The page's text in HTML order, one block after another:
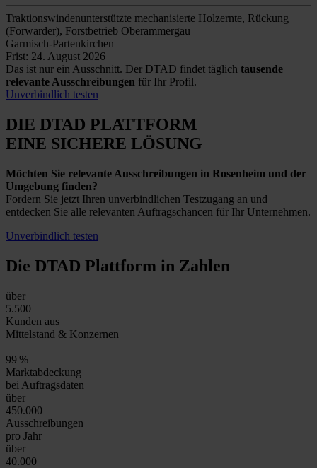
Traktionswindenunterstützte mechanisierte Holzernte, Rückung
(Forwarder), Forstbetrieb Oberammergau
Garmisch-Partenkirchen
Frist: 24. August 2026
Das ist nur ein Ausschnitt. Der DTAD findet täglich tausende
relevante Ausschreibungen für Ihr Profil.
Unverbindlich testen
DIE DTAD PLATTFORM
EINE SICHERE LÖSUNG
Möchten Sie relevante Ausschreibungen in Rosenheim und der
Umgebung finden?
Fordern Sie jetzt Ihren unverbindlichen Testzugang an und
entdecken Sie alle relevanten Auftragschancen für Ihr Unternehmen.
Unverbindlich testen
Die DTAD Plattform in Zahlen
über
5.500
Kunden aus
Mittelstand & Konzernen
99 %
Marktabdeckung
bei Auftragsdaten
über
450.000
Ausschreibungen
pro Jahr
über
40.000